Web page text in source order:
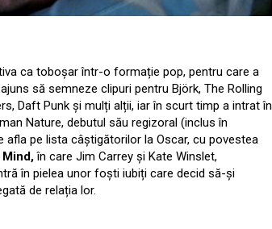
ca toboșar într-o formație pop, pentru care a
să semneze clipuri pentru Björk, The Rolling
Daft Punk și mulți alții, iar în scurt timp a intrat în
Nature, debutul său regizoral (inclus în
afla pe lista câștigătorilor la Oscar, cu povestea
în care Jim Carrey și Kate Winslet,
în pielea unor foști iubiți care decid să-și
de relația lor.